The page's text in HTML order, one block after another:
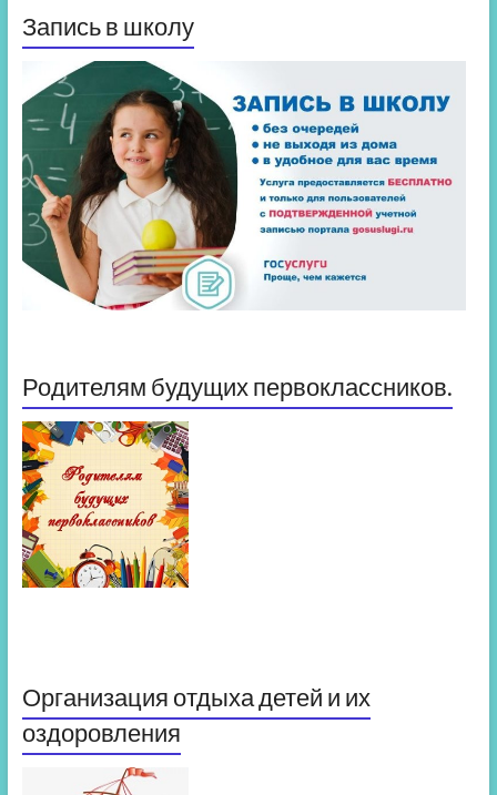
Запись в школу
Родителям будущих первоклассников.
Организация отдыха детей и их
оздоровления